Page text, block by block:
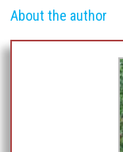
About the author